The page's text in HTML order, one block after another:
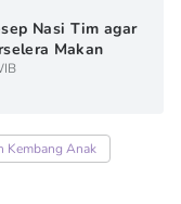
Nasi Tim agar
Makan
Kembang Anak